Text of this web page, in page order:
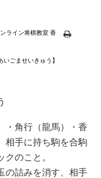
ライン将棋教室 香
いごませいきゅう】
・角行（龍馬）・香
相手に持ち駒を合駒
のこと。
の詰みを消す、相手